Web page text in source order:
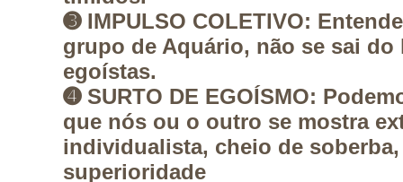
➌ IMPULSO COLETIVO:
grupo de Aquário, não se sai
egoístas.
➍ SURTO DE EGOÍSMO:
que nós ou o outro se mostra
individualista, cheio de
superioridade